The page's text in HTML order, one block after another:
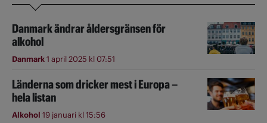
Danmark ändrar åldersgränsen för
alkohol
Danmark1 april 2025 kl 07:51
Länderna som dricker mest i Europa –
hela listan
Alkohol 19 januari kl 15:56